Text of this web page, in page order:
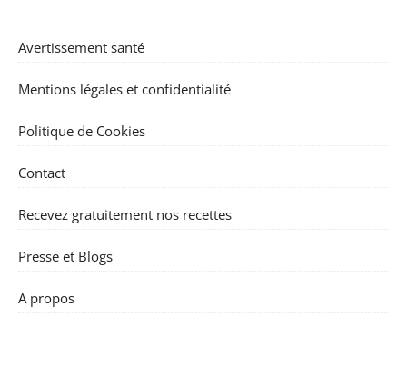
Avertissement santé
Mentions légales et confidentialité
Politique de Cookies
Contact
Recevez gratuitement nos recettes
Presse et Blogs
A propos